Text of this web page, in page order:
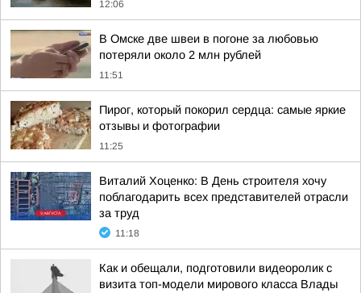
12:06
В Омске две швеи в погоне за любовью
потеряли около 2 млн рублей
11:51
Пирог, который покорил сердца: самые яркие
отзывы и фотографии
11:25
Виталий Хоценко: В День строителя хочу
поблагодарить всех представителей отрасли
за труд
11:18
Как и обещали, подготовили видеоролик с
визита топ-модели мирового класса Влады